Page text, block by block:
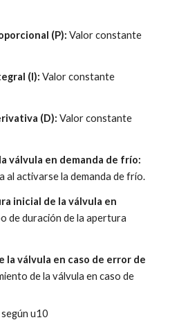
(P): Valor constante
(I): Valor constante
(D): Valor constante
al activarse la demanda de frío.
inicial de la válvula en
de duración de la apertura
la válvula en caso de error de
de la válvula en caso de
u10